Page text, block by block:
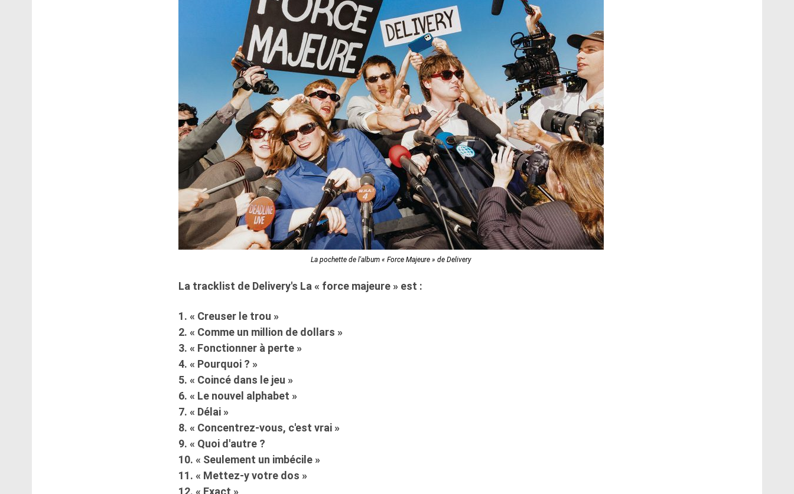
La pochette de l'album « Force Majeure » de Delivery
La tracklist de Delivery's La « force majeure » est :
1. « Creuser le trou »
2. « Comme un million de dollars »
3. « Fonctionner à perte »
4. « Pourquoi ? »
5. « Coincé dans le jeu »
6. « Le nouvel alphabet »
7. « Délai »
8. « Concentrez-vous, c'est vrai »
9. « Quoi d'autre ?
10. « Seulement un imbécile »
11. « Mettez-y votre dos »
12. « Exact »